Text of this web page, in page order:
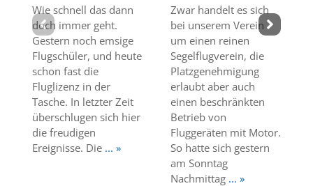
Wie schnell das dann
doch immer geht.
Gestern noch emsige
Flugschüler, und heute
schon fast die
Fluglizenz in der
Tasche. In letzter Zeit
überschlugen sich hier
die freudigen
Ereignisse. Die... »
Zwar handelt es sich
bei unserem Verein
um einen reinen
Segelflugverein, die
Platzgenehmigung
erlaubt aber auch
einen beschränkten
Betrieb von
Fluggeräten mit Motor.
So hatte sich gestern
am Sonntag
Nachmittag ... »